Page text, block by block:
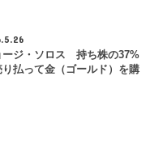
ージ・ソロス 持ち株の37%
り払って金（ゴールド）を購